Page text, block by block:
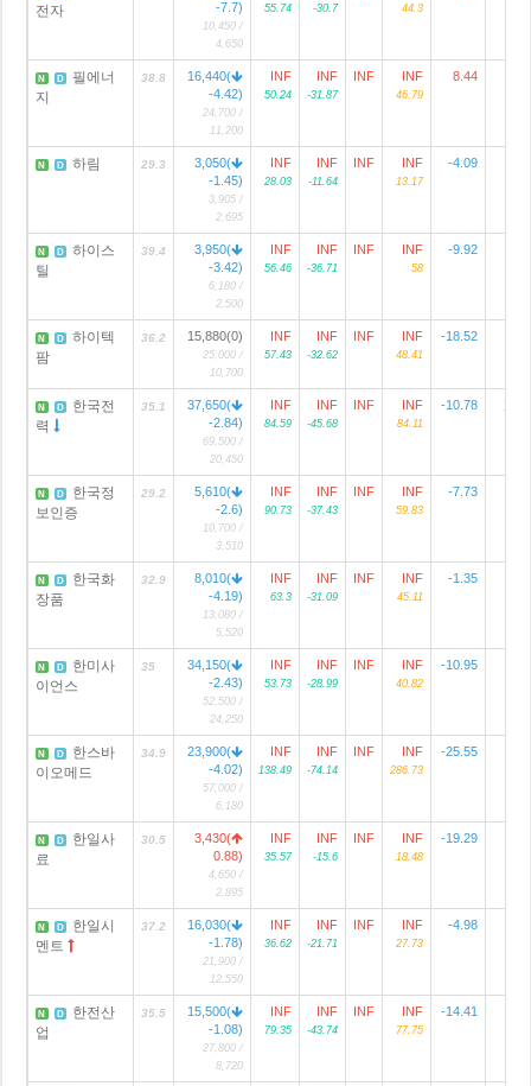
전자
-7.7)
10,450 /
4,650
55.74 -30.7 44.3
N D
필에너
지
38.8
16,440(
-4.42)
24,700 /
11,200
INF
50.24
INF
-31.87
INF INF
46.79
8.44
N D 하림 29.3
3,050(
-1.45)
3,905 /
2,695
INF
28.03
INF
-11.64
INF INF
13.17
-4.09
N D
하이스
틸
39.4
3,950(
-3.42)
6,180 /
2,500
INF
56.46
INF
-36.71
INF INF
58
-9.92
N D
하이텍
팜
36.2 15,880(0)
25,000 /
10,700
INF
57.43
INF
-32.62
INF INF
48.41
-18.52
N D
한국전
력
35.1
37,650(
-2.84)
69,500 /
20,450
INF
84.59
INF
-45.68
INF INF
84.11
-10.78
N D
한국정
보인증
29.2
5,610(
-2.6)
10,700 /
3,510
INF
90.73
INF
-37.43
INF INF
59.83
-7.73
N D
한국화
장품
32.9
8,010(
-4.19)
13,080 /
5,520
INF
63.3
INF
-31.09
INF INF
45.11
-1.35
N D
한미사
이언스
35
34,150(
-2.43)
52,500 /
24,250
INF
53.73
INF
-28.99
INF INF
40.82
-10.95
N D
한스바
이오메드
34.9
23,900(
-4.02)
57,000 /
6,180
INF
138.49
INF
-74.14
INF INF
286.73
-25.55
N D
한일사
료
30.5
3,430(
0.88)
4,650 /
2,895
INF
35.57
INF
-15.6
INF INF
18.48
-19.29
N D
한일시
멘트
37.2
16,030(
-1.78)
21,900 /
12,550
INF
36.62
INF
-21.71
INF INF
27.73
-4.98
N D
한전산
업
35.5
15,500(
-1.08)
27,800 /
8,720
INF
79.35
INF
-43.74
INF INF
77.75
-14.41